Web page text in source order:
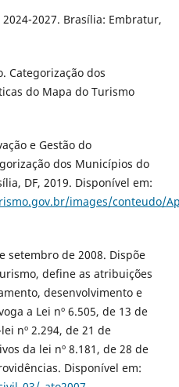
2024-2027. Brasília: Embratur,
Categorização dos
do Mapa do Turismo
e Gestão do
dos Municípios do
DF, 2019. Disponível em:
images/conteudo/
setembro de 2008. Dispõe
define as atribuições
desenvolvimento e
a Lei nº 6.505, de 13 de
nº 2.294, de 21 de
da lei nº 8.181, de 28 de
Disponível em: